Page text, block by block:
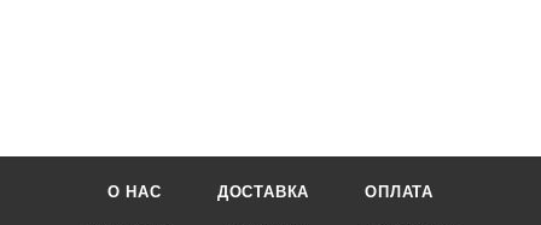
О НАС ДОСТАВКА ОПЛАТА